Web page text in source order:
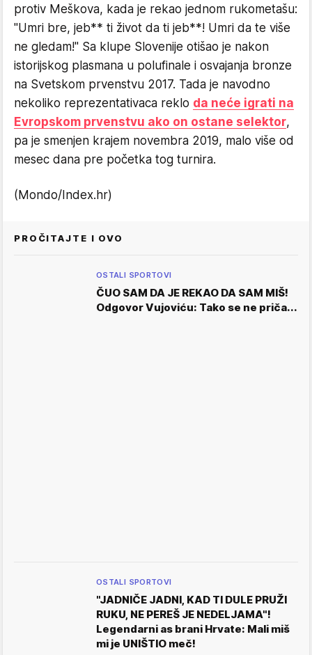
protiv Meškova, kada je rekao jednom rukometašu:
"Umri bre, jeb** ti život da ti jeb**! Umri da te više
ne gledam!" Sa klupe Slovenije otišao je nakon
istorijskog plasmana u polufinale i osvajanja bronze
na Svetskom prvenstvu 2017. Tada je navodno
nekoliko reprezentativaca reklo da neće igrati na
Evropskom prvenstvu ako on ostane selektor,
pa je smenjen krajem novembra 2019, malo više od
mesec dana pre početka tog turnira.
(Mondo/Index.hr)
PROČITAJTE I OVO
OSTALI SPORTOVI
ČUO SAM DA JE REKAO DA SAM MIŠ!
Odgovor Vujoviću: Tako se ne priča...
OSTALI SPORTOVI
"JADNIČE JADNI, KAD TI DULE PRUŽI
RUKU, NE PEREŠ JE NEDELJAMA"!
Legendarni as brani Hrvate: Mali miš
mi je UNIŠTIO meč!